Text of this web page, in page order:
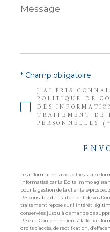
Message
*
J'AI PRIS
POLITIQUE DE
DES
TRAITEMENT DE
PERSONNELLES
* Champ obligatoire
Les informations recueillies sur ce
informatisé par La Boite Immo
pour la gestion de la clientèle/
Responsable du Traitement de vos
traitement repose sur l'intérêt
conservées jusqu'à demande de
Réseau. Conformément à la loi «
droits d’accès, de rectification,